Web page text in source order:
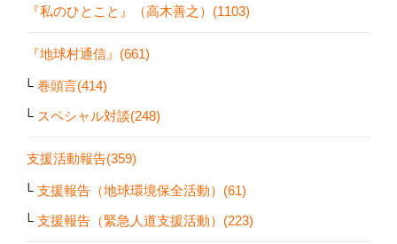
『私のひとこと』（高木善之）(1103)
『地球村通信』(661)
巻頭言(414)
スペシャル対談(248)
支援活動報告(359)
支援報告（地球環境保全活動）(61)
支援報告（緊急人道支援活動）(223)